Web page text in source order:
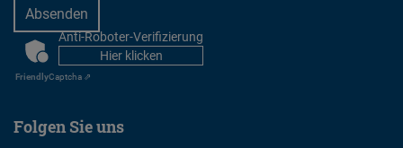
CAPTCHAAnti-Roboter-Verifizierung
Hier klicken
FriendlyCaptcha ⇗
Folgen Sie uns